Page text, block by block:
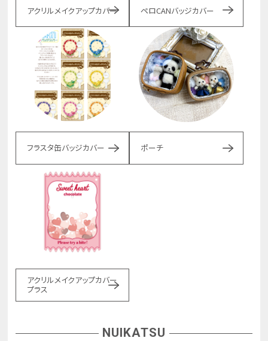
アクリルメイクアップカバー ペロCANバッジカバー
フラスタ缶バッジカバー ポーチ
アクリルメイクアップカバー
プラス
NUIKATSU